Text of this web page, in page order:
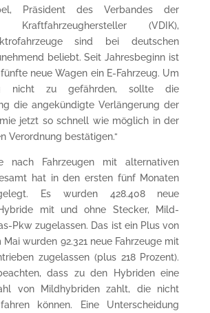
Präsident des Verbandes der
Kraftfahrzeughersteller (VDIK),
sind bei deutschen
beliebt. Seit Jahresbeginn ist
neue Wagen ein E-Fahrzeug. Um
nicht zu gefährden, sollte die
die angekündigte Verlängerung der
jetzt so schnell wie möglich in der
Verordnung bestätigen.“
nach Fahrzeugen mit alternativen
hat in den ersten fünf Monaten
Es wurden 428.408 neue
mit und ohne Stecker, Mild-
Pkw zugelassen. Das ist ein Plus von
Mai wurden 92.321 neue Fahrzeuge mit
zugelassen (plus 218 Prozent).
dass zu den Hybriden eine
von Mildhybriden zahlt, die nicht
können. Eine Unterscheidung